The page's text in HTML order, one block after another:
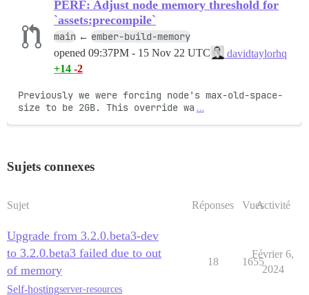
PERF: Adjust node memory threshold for
`assets:precompile`
main ← ember-build-memory
opened 09:37PM - 15 Nov 22 UTC
davidtaylorhq
+14 -2
Previously we were forcing node's max-old-space-
size to be 2GB. This override wa …
Sujets connexes
Sujet Réponses VuesActivité
Upgrade from 3.2.0.beta3-dev
to 3.2.0.beta3 failed due to out
of memory
Self-hostingserver-resources
18 1655
Février 6,
2024